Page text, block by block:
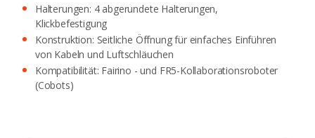
Halterungen: 4 abgerundete Halterungen,
Klickbefestigung
Konstruktion: Seitliche Öffnung für einfaches Einführen
von Kabeln und Luftschläuchen
Kompatibilität: Fairino - und FR5-Kollaborationsroboter
(Cobots)